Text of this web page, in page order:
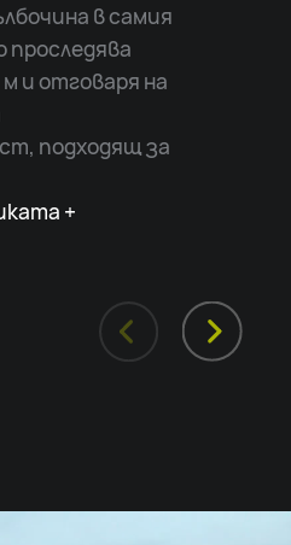
в самия
проследява
и отговаря на
подходящ за
+